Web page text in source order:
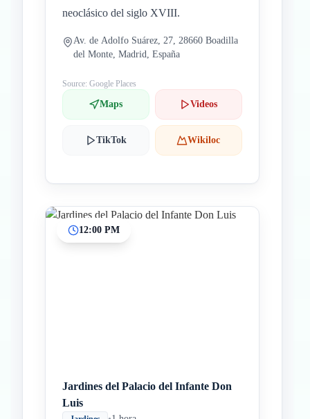
neoclásico del siglo XVIII.
Av. de Adolfo Suárez, 27, 28660 Boadilla
del Monte, Madrid, España
Source: Google Places
Maps Videos
TikTok Wikiloc
12:00 PM
Jardines del Palacio del Infante Don
Luis